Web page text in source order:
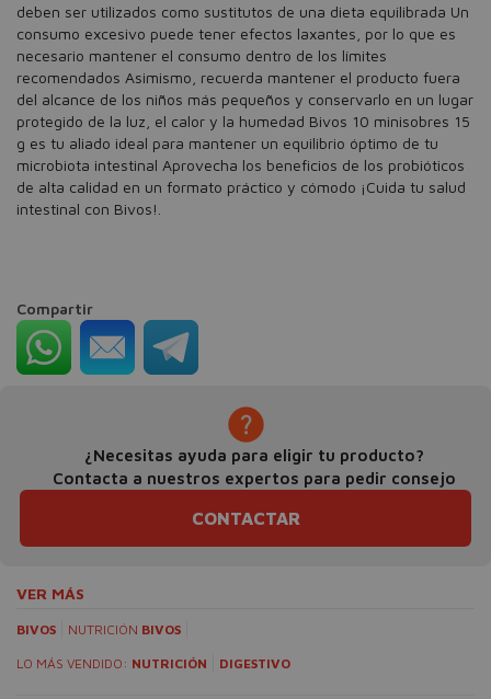
deben ser utilizados como sustitutos de una dieta equilibrada Un
consumo excesivo puede tener efectos laxantes, por lo que es
necesario mantener el consumo dentro de los límites
recomendados Asimismo, recuerda mantener el producto fuera
del alcance de los niños más pequeños y conservarlo en un lugar
protegido de la luz, el calor y la humedad Bivos 10 minisobres 15
g es tu aliado ideal para mantener un equilibrio óptimo de tu
microbiota intestinal Aprovecha los beneficios de los probióticos
de alta calidad en un formato práctico y cómodo ¡Cuida tu salud
intestinal con Bivos!.
Compartir
¿Necesitas ayuda para eligir tu producto?
Contacta a nuestros expertos para pedir consejo
CONTACTAR
VER MÁS
BIVOS NUTRICIÓN BIVOS
LO MÁS VENDIDO: NUTRICIÓN DIGESTIVO